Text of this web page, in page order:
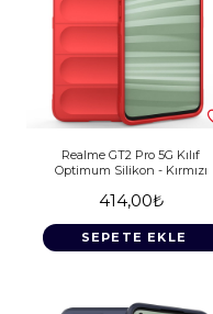
Realme GT2 Pro 5G Kılıf
Optimum Silikon - Kırmızı
414,00₺
SEPETE EKLE